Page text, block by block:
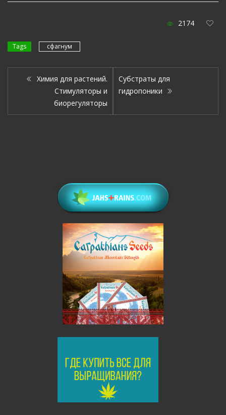
2174
Tags сфагнум
Химия для растений.
Стимуляторы и
биорегуляторы
Субстраты для
гидропоники